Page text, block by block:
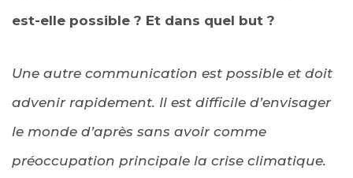
est-elle possible ? Et dans quel but ?
Une autre communication est possible et doit
advenir rapidement. Il est difficile d’envisager
le monde d’après sans avoir comme
préoccupation principale la crise climatique.